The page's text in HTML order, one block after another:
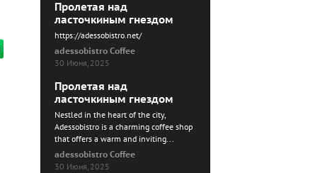
Пролетая над
ласточкиным гнездом
https://adessobistro.net/
adessobistro Coffee
30 Июня, 2025
Пролетая над
ласточкиным гнездом
Nestled in the heart of the city,
Adessobistro is a charming coffee shop
that offers a warm and inviting...
adessobistro Coffee
30 Июня, 2025